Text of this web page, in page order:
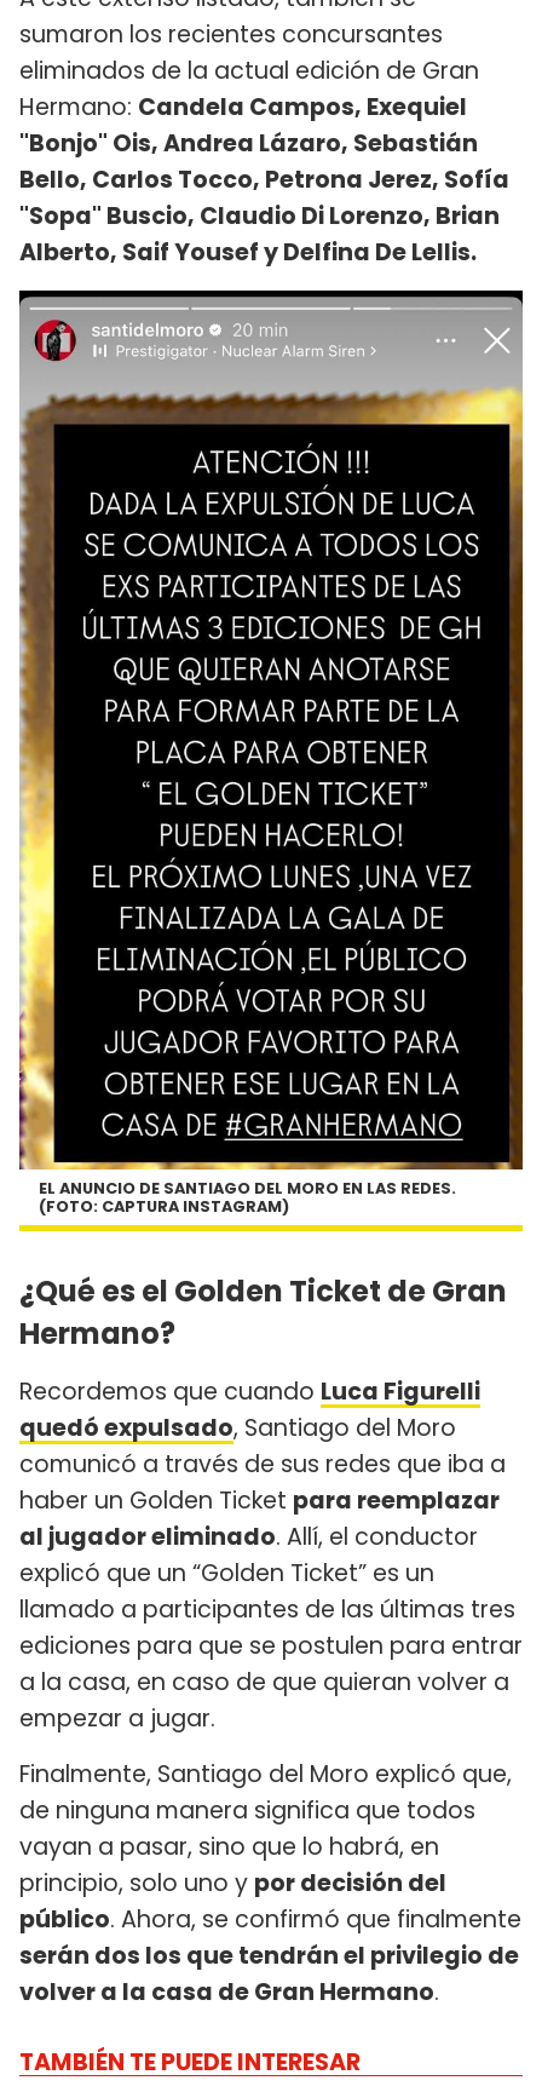
sumaron los recientes concursantes
eliminados de la actual edición de Gran
Hermano: Candela Campos, Exequiel
"Bonjo" Ois, Andrea Lázaro, Sebastián
Bello, Carlos Tocco, Petrona Jerez, Sofía
"Sopa" Buscio, Claudio Di Lorenzo, Brian
Alberto, Saif Yousef y Delfina De Lellis.
EL ANUNCIO DE SANTIAGO DEL MORO EN LAS REDES.
(FOTO: CAPTURA INSTAGRAM)
¿Qué es el Golden Ticket de Gran
Hermano?
Recordemos que cuando Luca Figurelli
quedó expulsado, Santiago del Moro
comunicó a través de sus redes que iba a
haber un Golden Ticket para reemplazar
al jugador eliminado. Allí, el conductor
explicó que un “Golden Ticket” es un
llamado a participantes de las últimas tres
ediciones para que se postulen para entrar
a la casa, en caso de que quieran volver a
empezar a jugar.
Finalmente, Santiago del Moro explicó que,
de ninguna manera significa que todos
vayan a pasar, sino que lo habrá, en
principio, solo uno y por decisión del
público. Ahora, se confirmó que finalmente
serán dos los que tendrán el privilegio de
volver a la casa de Gran Hermano.
TAMBIÉN TE PUEDE INTERESAR